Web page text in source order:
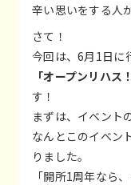
辛い思いをする人
さて！
今回は、6月1日に
「オープンリハス！
す！
まずは、イベント
なんとこのイベン
りました。
「開所1周年なら